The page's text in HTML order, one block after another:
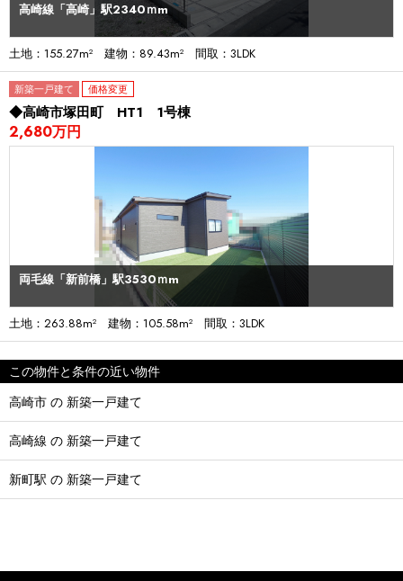
高崎線「高崎」駅2340ｍm
土地：155.27m² 建物：89.43m² 間取：3LDK
新築一戸建て 価格変更
◆高崎市塚田町 HT1 1号棟
2,680万円
両毛線「新前橋」駅3530ｍm
土地：263.88m² 建物：105.58m² 間取：3LDK
この物件と条件の近い物件
高崎市 の 新築一戸建て
高崎線 の 新築一戸建て
新町駅 の 新築一戸建て